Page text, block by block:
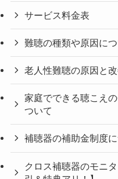
サービス料金表
難聴の種類や原因に
老人性難聴の原因と
家庭でできる聴こえ
ついて
補聴器の補助金制度
クロス補聴器のモニ